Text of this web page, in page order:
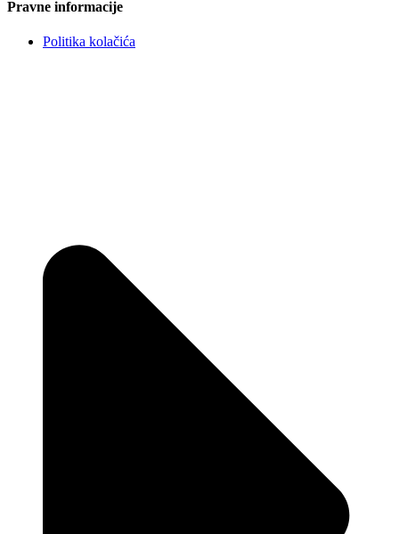
Pravne informacije
Politika kolačića